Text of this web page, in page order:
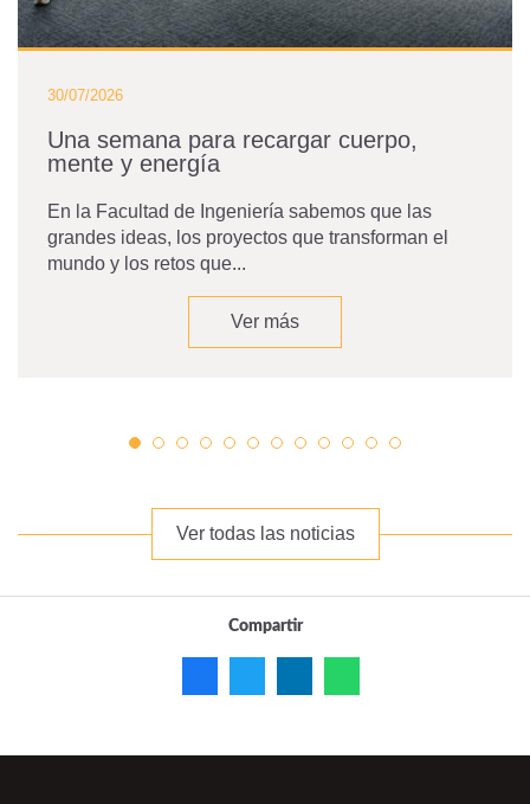
30/07/2026
Una semana para recargar cuerpo,
mente y energía
En la Facultad de Ingeniería sabemos que las
grandes ideas, los proyectos que transforman el
mundo y los retos que...
Ver más
Ver todas las noticias
Compartir